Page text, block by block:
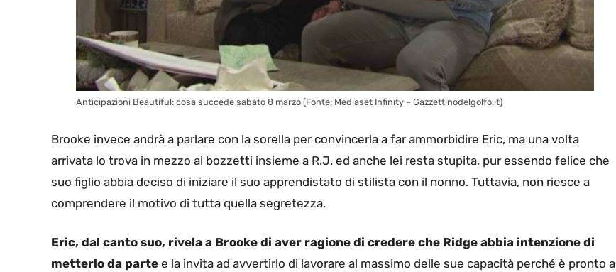
Anticipazioni Beautiful: cosa succede sabato 8 marzo (Fonte: Mediaset Infinity – Gazzettinodelgolfo.it)
Brooke invece andrà a parlare con la sorella per convincerla a far ammorbidire Eric, ma una volta
arrivata lo trova in mezzo ai bozzetti insieme a R.J. ed anche lei resta stupita, pur essendo felice che
suo figlio abbia deciso di iniziare il suo apprendistato di stilista con il nonno. Tuttavia, non riesce a
comprendere il motivo di tutta quella segretezza.
Eric, dal canto suo, rivela a Brooke di aver ragione di credere che Ridge abbia intenzione di
metterlo da parte e la invita ad avvertirlo di lavorare al massimo delle sue capacità perché è pronto a